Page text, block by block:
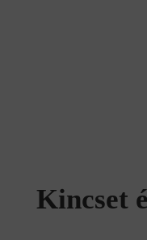
Kincset